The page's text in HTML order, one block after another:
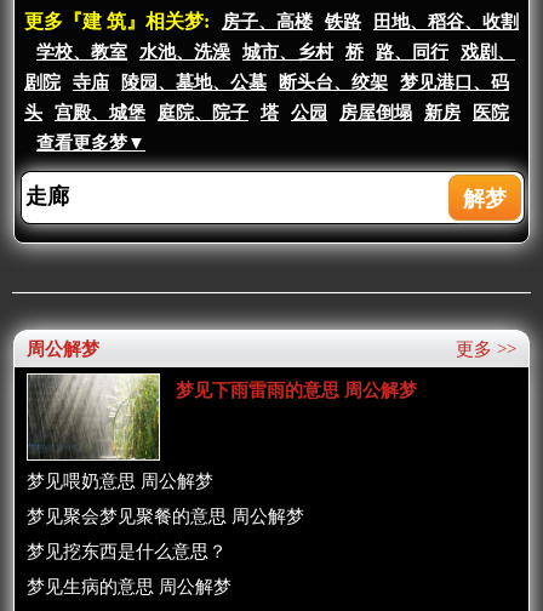
更多『建 筑』相关梦: 房子、高楼 铁路
田地、稻谷、收割
学校、教室
水池、洗澡 城市、乡村 桥 路、同行
戏剧、
剧院
寺庙 陵园、墓地、公墓 断头台、绞架
梦见港口、码
头
宫殿、城堡 庭院、院子 塔 公园 房屋倒塌 新房
医院
查看更多梦▼
更多 >>
周公解梦
梦见下雨雷雨的意思 周公解梦
梦见喂奶意思 周公解梦
梦见聚会梦见聚餐的意思 周公解梦
梦见挖东西是什么意思？
梦见生病的意思 周公解梦